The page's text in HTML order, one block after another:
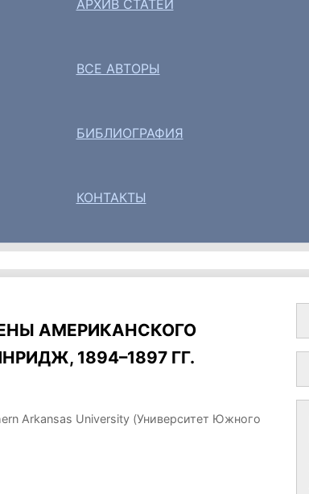
АРХИВ СТАТЕЙ
ВСЕ АВТОРЫ
БИБЛИОГРАФИЯ
КОНТАКТЫ
АМЕРИКАНСКОГО
1894–1897 ГГ.
Arkansas University (Университет Южного